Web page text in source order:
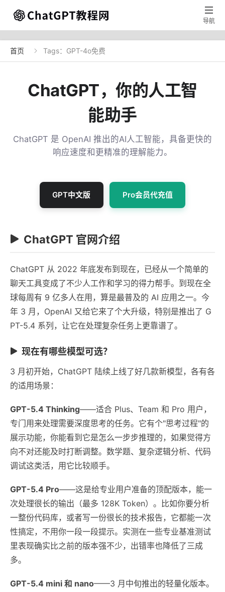

导航
首页  Tags：GPT-4o免费
ChatGPT，你的人工智
能助手
ChatGPT 是 OpenAI 推出的AI人工智能，具备更快的
响应速度和更精准的理解能力。
GPT中文版 Pro会员代充值
ChatGPT 官网介绍
ChatGPT 从 2022 年底发布到现在，已经从一个简单的
聊天工具变成了不少人工作和学习的得力帮手。到现在全
球每周有 9 亿多人在用，算是最普及的 AI 应用之一。今
年 3 月，OpenAI 又给它来了个大升级，特别是推出了 G
PT-5.4 系列，让它在处理复杂任务上更靠谱了。
现在有哪些模型可选？
3 月初开始，ChatGPT 陆续上线了好几款新模型，各有各
的适用场景：
GPT-5.4 Thinking——适合 Plus、Team 和 Pro 用户，
专门用来处理需要深度思考的任务。它有个"思考过程"的
展示功能，你能看到它是怎么一步步推理的，如果觉得方
向不对还能及时打断调整。数学题、复杂逻辑分析、代码
调试这类活，用它比较顺手。
GPT-5.4 Pro——这是给专业用户准备的顶配版本，能一
次处理很长的输出（最多 128K Token）。比如你要分析
一整份代码库，或者写一份很长的技术报告，它都能一次
性搞定，不用你一段一段提示。实测在一些专业基准测试
里表现确实比之前的版本强不少，出错率也降低了三成
多。
GPT-5.4 mini 和 nano——3 月中旬推出的轻量化版本。